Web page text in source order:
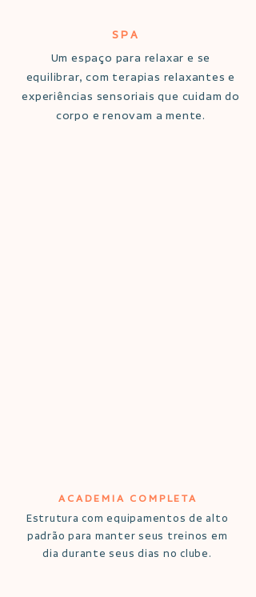
SPA
Um espaço para relaxar e se
equilibrar, com terapias relaxantes e
experiências sensoriais que cuidam do
corpo e renovam a mente.
ACADEMIA COMPLETA
Estrutura com equipamentos de alto
padrão para manter seus treinos em
dia durante seus dias no clube.